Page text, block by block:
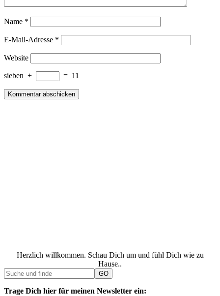
Name *
E-Mail-Adresse *
Website
sieben + = 11
Herzlich willkommen. Schau Dich um und fühl Dich wie zu
Hause..
Trage Dich hier für meinen Newsletter ein: